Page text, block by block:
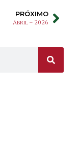
PRÓXIMO
Abril – 2026